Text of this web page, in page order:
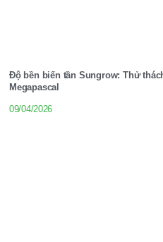
Độ bền biến tần Sungrow: Thử
Megapascal
09/04/2026